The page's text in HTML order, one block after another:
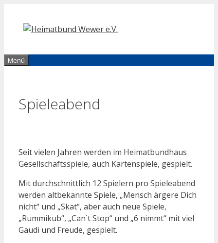
Inhalt
springen
Menü
Spieleabend
Seit vielen Jahren werden im Heimatbundhaus
Gesellschaftsspiele, auch Kartenspiele, gespielt.
Mit durchschnittlich 12 Spielern pro Spieleabend
werden altbekannte Spiele, „Mensch ärgere Dich
nicht“ und „Skat“, aber auch neue Spiele,
„Rummikub“, „Can`t Stop“ und „6 nimmt“ mit viel
Gaudi und Freude, gespielt.